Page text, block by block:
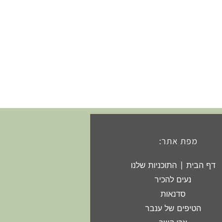
מפת אתר:
דף הבית | התוכניות שלנו
נעים להכיר
סדנאות
הטיפים של ענבר